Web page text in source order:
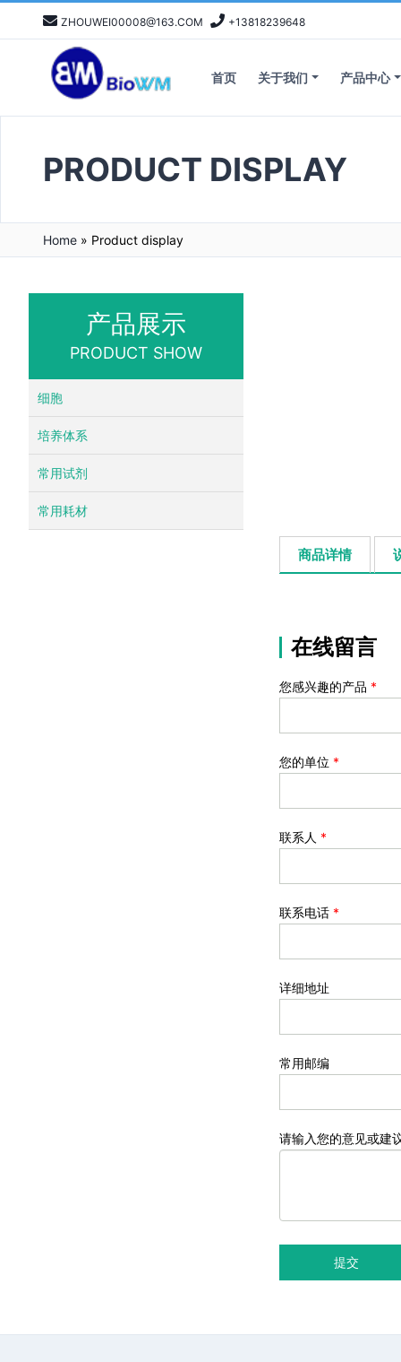
ZHOUWEI00008@163.COM +13818239648
首页 关于我们 产品中心
PRODUCT DISPLAY
Home » Product display
产品展示
PRODUCT SHOW
细胞
培养体系
常用试剂
常用耗材
商品详情
在线留言
您感兴趣的产品 *
您的单位 *
联系人 *
联系电话 *
详细地址
常用邮编
请输入您的意见或建
提交